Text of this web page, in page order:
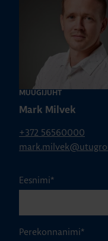
MÜÜGIJUHT
Mark Milvek
+372 56560000
Eesnimi*
Perekonnanimi*